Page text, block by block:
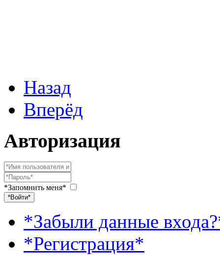
Назад
Вперёд
Авторизация
*Запомнить меня*
*Войти*
*Забыли данные
*Регистрация*